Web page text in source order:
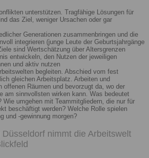
unterstützen. Tragfähige Lösungen für
das Ziel, weniger Ursachen oder gar
Generationen zusammenbringen und die
integrieren (junge Leute der Geburtsjahrgänge
sind Wertschätzung über Altersgrenzen
entwickeln, den Nutzen der jeweiligen
und aktiv nutzen
begleiten. Abschied vom fest
gleichen Arbeitsplatz. Arbeiten und
offenen Räumen und bevorzugt da, wo der
am sinnvollsten wirken kann. Was bedeutet
Wie umgehen mit Teammitgliedern, die nur für
beschäftigt werden? Welche Rolle spielen
und -gewinnung morgen?
nimmt die Arbeitswelt